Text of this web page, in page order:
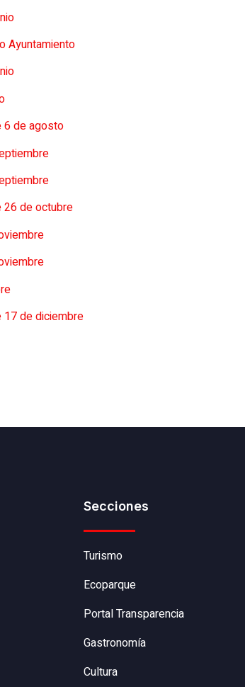
Ayuntamiento
6 de agosto
26 de octubre
17 de diciembre
Secciones
Turismo
Ecoparque
Portal Transparencia
Gastronomía
Cultura